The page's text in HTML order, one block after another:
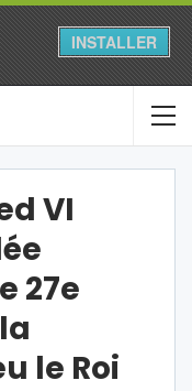
INSTALLER
VI
27e
le Roi